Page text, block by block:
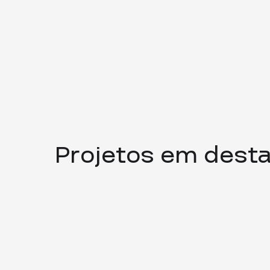
Projetos em